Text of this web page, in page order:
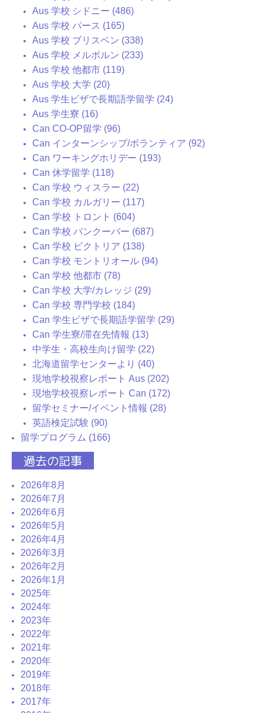
Aus 学校 シドニー (486)
Aus 学校 パース (165)
Aus 学校 ブリスベン (338)
Aus 学校 メルボルン (233)
Aus 学校 他都市 (119)
Aus 学校 大学 (20)
Aus 学生ビザで長期語学留学 (24)
Aus 学生寮 (16)
Can CO-OP留学 (96)
Can インターンシップ/ボランティア (92)
Can ワーキングホリデー (193)
Can 休学留学 (118)
Can 学校 ウィスラー (22)
Can 学校 カルガリー (117)
Can 学校 トロント (604)
Can 学校 バンクーバー (687)
Can 学校 ビクトリア (138)
Can 学校 モントリオール (94)
Can 学校 他都市 (78)
Can 学校 大学/カレッジ (29)
Can 学校 専門学校 (184)
Can 学生ビザで長期語学留学 (29)
Can 学生寮/滞在先情報 (13)
中学生・高校生向け留学 (22)
北海道留学センターより (40)
現地学校視察レポート Aus (202)
現地学校視察レポート Can (172)
留学セミナー/イベント情報 (28)
英語検定試験 (90)
留学プログラム (166)
過去の記事
2026年8月
2026年7月
2026年6月
2026年5月
2026年4月
2026年3月
2026年2月
2026年1月
2025年
2024年
2023年
2022年
2021年
2020年
2019年
2018年
2017年